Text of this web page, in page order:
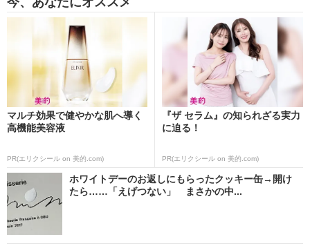
マルチ効果で健やかな肌へ導く
高機能美容液
PR(エリクシール on 美的.com)
『ザ セラム』の知られざる実力
に迫る！
PR(エリクシール on 美的.com)
ホワイトデーのお返しにもらったクッキー缶→開け
たら……「えげつない」 まさかの中...